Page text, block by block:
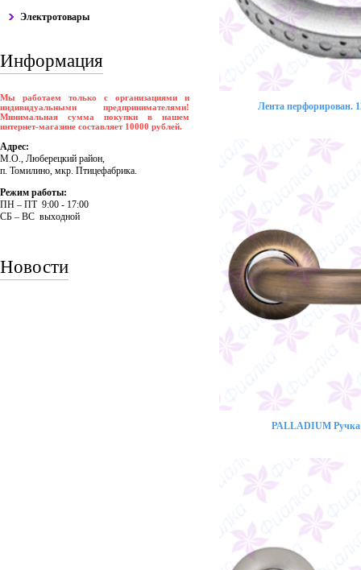
Электротовары
Информация
Мы работаем только с организациями и
индивидуальными предпринимателями!
Минимальная сумма покупки в нашем
интернет-магазине составляет 10000 рублей.
Адрес:
М.О., Люберецкий район,
п. Томилино, мкр. Птицефабрика.
Режим работы:
ПH – ПT 9:00 - 17:00
CБ – BC выходной
Новости
Лента перфорирован.
PALLADIUM Ручка